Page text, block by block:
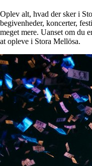
Oplev alt, hvad der sker i
begivenheder, koncerter,
meget mere. Uanset om du
at opleve i Stora Mellösa.